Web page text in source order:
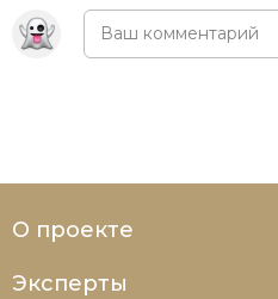
О проекте
Эксперты